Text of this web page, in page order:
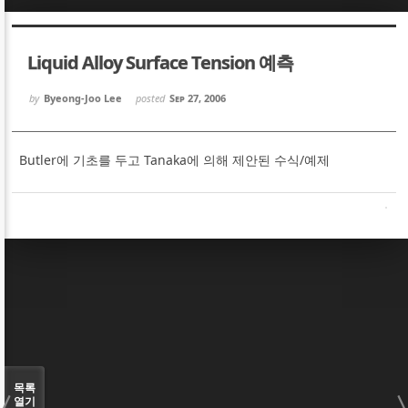
Liquid Alloy Surface Tension 예측
by Byeong-Joo Lee posted Sep 27, 2006
Butler에 기초를 두고 Tanaka에 의해 제안된 수식/예제
목록
열기
Sketchbook5, 스케치북5
Sketchbook5, 스케치북5
Sketchbook5, 스케치북5
Sketchbook5, 스케치북5